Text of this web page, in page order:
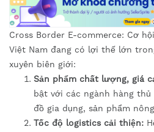
Cross Border E-commerce: Cơ
Việt Nam đang có lợi thế lớn
xuyên biên giới:
Sản phẩm chất lượng, giá
bật với các ngành hàng thủ
đồ gia dụng, sản phẩm
Tốc độ logistics cải thiện: